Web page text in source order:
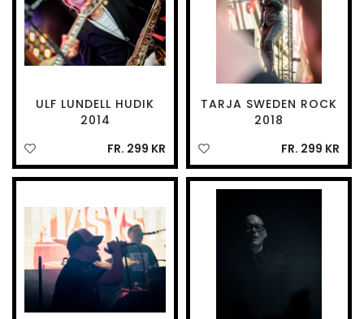
ULF LUNDELL HUDIK
2014
FR. 299 KR
TARJA SWEDEN ROCK
2018
FR. 299 KR